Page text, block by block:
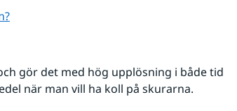
gör det med hög upplösning i både tid
när man vill ha koll på skurarna.